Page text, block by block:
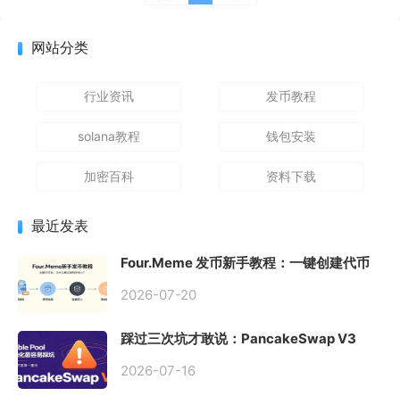
网站分类
行业资讯 发币教程
solana教程 钱包安装
加密百科 资料下载
最近发表
Four.Meme 发币新手教程：一键创建代币
2026-07-20
踩过三次坑才敢说：PancakeSwap V3
初始化
2026-07-16